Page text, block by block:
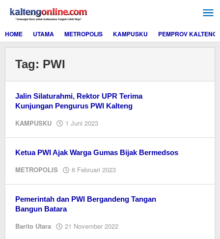
konten
HOME
UTAMA METROPOLIS KAMPUSKU PEMPROV KALTENG
Tag: PWI
Jalin Silaturahmi, Rektor UPR Terima
Kunjungan Pengurus PWI Kalteng
KAMPUSKU 1 Juni 2023
Ketua PWI Ajak Warga Gumas Bijak Bermedsos
METROPOLIS 6 Februari 2023
Pemerintah dan PWI Bergandeng Tangan
Bangun Batara
Barito Utara 21 November 2022